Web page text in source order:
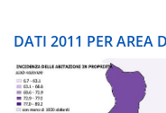
DATI 2011 PER AREA